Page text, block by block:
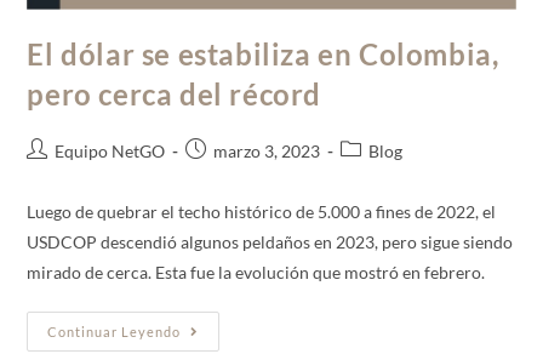
El dólar se estabiliza en Colombia,
pero cerca del récord
Equipo NetGO marzo 3, 2023 Blog
Luego de quebrar el techo histórico de 5.000 a fines de 2022, el
USDCOP descendió algunos peldaños en 2023, pero sigue siendo
mirado de cerca. Esta fue la evolución que mostró en febrero.
Continuar Leyendo